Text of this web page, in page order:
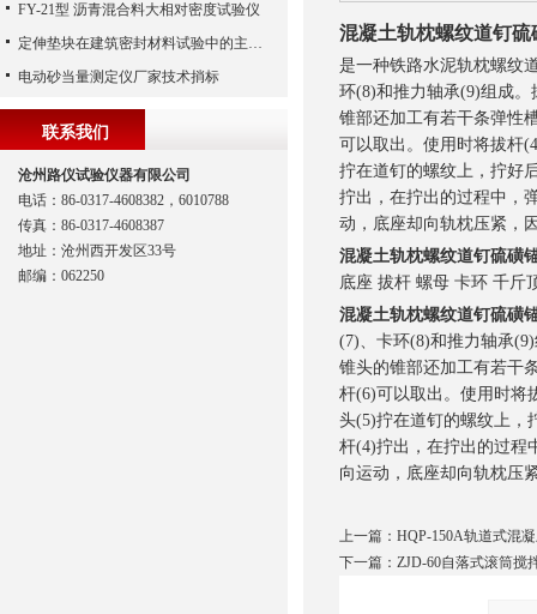
混凝土轨枕螺纹道钉
是一种铁路水泥轨枕螺纹
环(8)和推力轴承(9)组成
锥部还加工有若干条弹性
可以取出。使用时将拔杆
拧在道钉的螺纹上，拧好
拧出，在拧出的过程中，
动，底座却向轨枕压紧，
混凝土轨枕螺纹道钉硫磺
底座 拔杆 螺母 卡环 千斤
混凝土轨枕螺纹道钉硫磺
(7)、卡环(8)和推力轴承
锥头的锥部还加工有若干
杆(6)可以取出。使用时将
头(5)拧在道钉的螺纹上，
杆(4)拧出，在拧出的过程
向运动，底座却向轨枕压
上一篇： HQP-150A轨道式混
下一篇： ZJD-60自落式滚筒搅
FY-21型 沥青混合料大相对密度试验仪
定伸垫块在建筑密封材料试验中的主要功能解析
电动砂当量测定仪厂家技术捎标
联系我们
沧州路仪试验仪器有限公司
电话：86-0317-4608382，6010788
传真：86-0317-4608387
地址：沧州西开发区33号
邮编：062250